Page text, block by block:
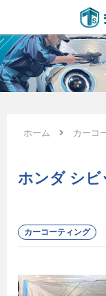
広島のカー
ホーム カーコ
ホンダ シビ
カーコーティング